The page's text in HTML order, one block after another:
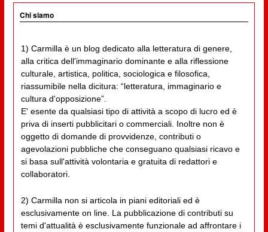
Chi siamo
1) Carmilla è un blog dedicato alla letteratura di genere,
alla critica dell'immaginario dominante e alla riflessione
culturale, artistica, politica, sociologica e filosofica,
riassumibile nella dicitura: “letteratura, immaginario e
cultura d'opposizione”.
E' esente da qualsiasi tipo di attività a scopo di lucro ed è
priva di inserti pubblicitari o commerciali. Inoltre non è
oggetto di domande di provvidenze, contributi o
agevolazioni pubbliche che conseguano qualsiasi ricavo e
si basa sull'attività volontaria e gratuita di redattori e
collaboratori.
2) Carmilla non si articola in piani editoriali ed è
esclusivamente on line. La pubblicazione di contributi su
temi d'attualità è esclusivamente funzionale ad affrontare i